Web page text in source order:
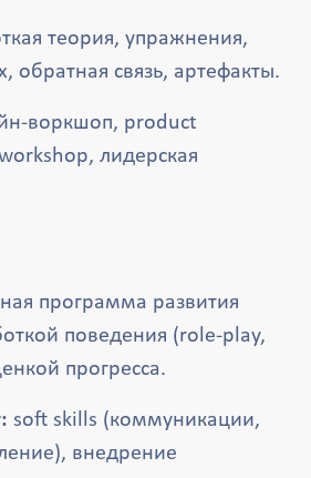
теория, упражнения,
обратная связь, артефакты.
воркшоп, product
лидерская
программа развития
поведения (role-play,
прогресса.
soft skills (коммуникации,
внедрение